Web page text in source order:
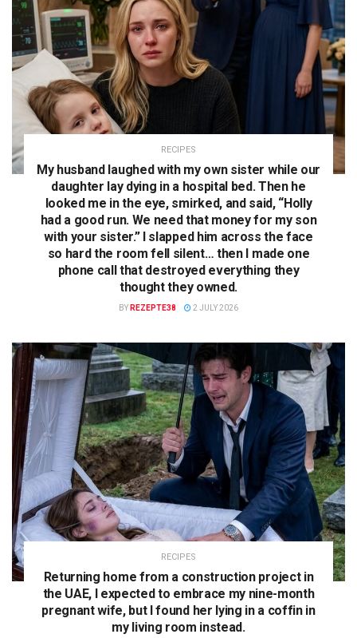
RECIPES
My husband laughed with my own sister while our
daughter lay dying in a hospital bed. Then he
looked me in the eye, smirked, and said, “Holly
had a good run. We need that money for my son
with your sister.” I slapped him across the face
so hard the room fell silent… then I made one
phone call that destroyed everything they
thought they owned.
BY REZEPTE38 2 JULY 2026
RECIPES
Returning home from a construction project in
the UAE, I expected to embrace my nine-month
pregnant wife, but I found her lying in a coffin in
my living room instead.